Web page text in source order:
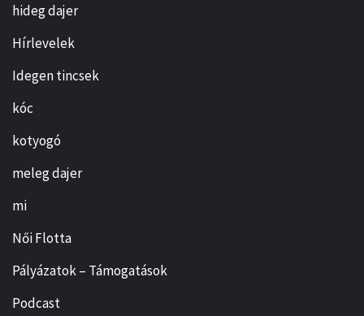
hideg dajer
Hírlevelek
Idegen tincsek
kóc
kotyogó
meleg dajer
mi
Női Flotta
Pályázatok – Támogatások
Podcast